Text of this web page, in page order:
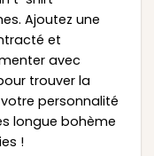
Ajoutez une
et
avec
trouver la
personnalité
longue bohème
!